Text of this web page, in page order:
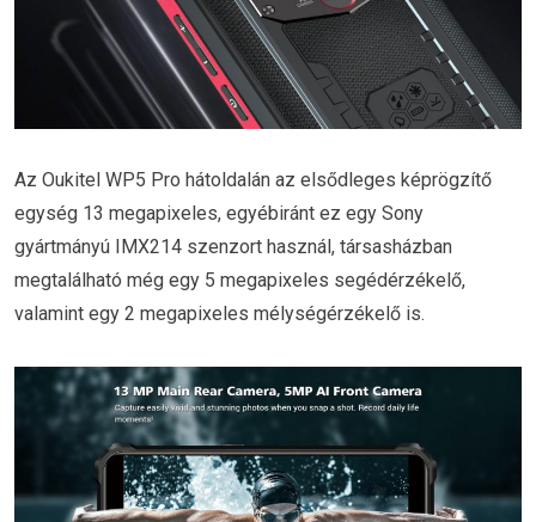
Az Oukitel WP5 Pro hátoldalán az elsődleges képrögzítő
egység 13 megapixeles, egyébiránt ez egy Sony
gyártmányú IMX214 szenzort használ, társasházban
megtalálható még egy 5 megapixeles segédérzékelő,
valamint egy 2 megapixeles mélységérzékelő is.